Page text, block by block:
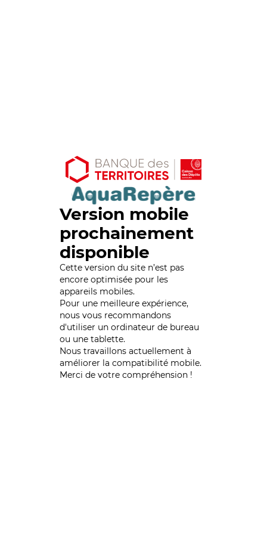
Version mobile
prochainement
disponible
Cette version du site n’est pas
encore optimisée pour les
appareils mobiles.
Pour une meilleure expérience,
nous vous recommandons
d'utiliser un ordinateur de bureau
ou une tablette.
Nous travaillons actuellement à
améliorer la compatibilité mobile.
Merci de votre compréhension !